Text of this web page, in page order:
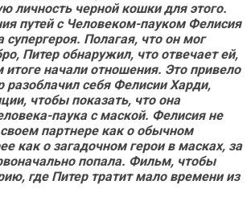
личность черной кошки для этого.
путей с Человеком-пауком Фелисия
супергероя. Полагая, что он мог
Питер обнаружил, что отвечает ей,
итоге начали отношения. Это привело
разоблачил себя Фелисии Харди,
чтобы показать, что она
паука с маской. Фелисия не
партнере как о обычном
как о загадочном герои в масках, за
попала. Фильм, чтобы
где Питер тратит мало времени из